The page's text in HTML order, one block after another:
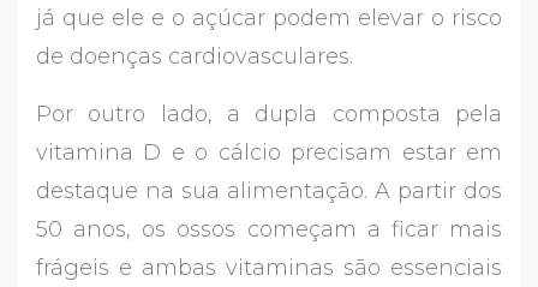
já que ele e o açúcar podem elevar o risco
de doenças cardiovasculares.
Por outro lado, a dupla composta pela
vitamina D e o cálcio precisam estar em
destaque na sua alimentação. A partir dos
50 anos, os ossos começam a ficar mais
frágeis e ambas vitaminas são essenciais